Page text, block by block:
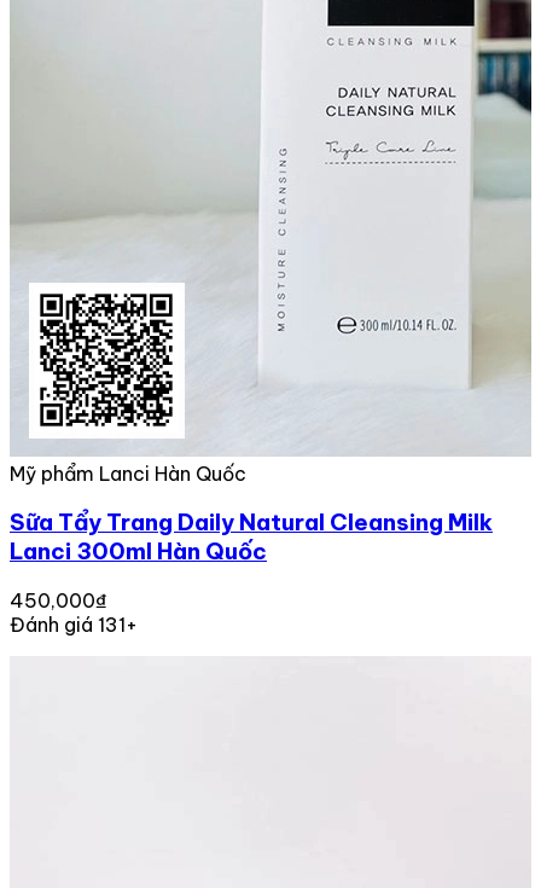
Mỹ phẩm Lanci Hàn Quốc
Sữa Tẩy Trang Daily Natural Cleansing Milk
Lanci 300ml Hàn Quốc
450,000₫
Đánh giá 131+